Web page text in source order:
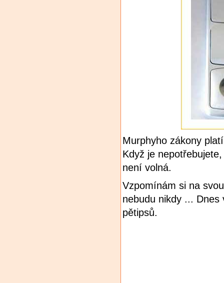
Murphyho zákony
Když je
není volná.
Vzpomínám si na
nebudu nikdy ...
pětipsů.